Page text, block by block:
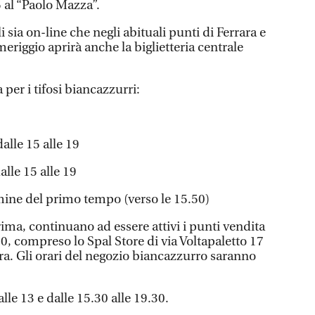
“Paolo Mazza”.
on-line che negli abituali punti di Ferrara e
aprirà anche la biglietteria centrale
per i tifosi biancazzurri:
15 alle 19
15 alle 19
del primo tempo (verso le 15.50)
continuano ad essere attivi i punti vendita
compreso lo Spal Store di via Voltapaletto 17
Gli orari del negozio biancazzurro saranno
13 e dalle 15.30 alle 19.30.